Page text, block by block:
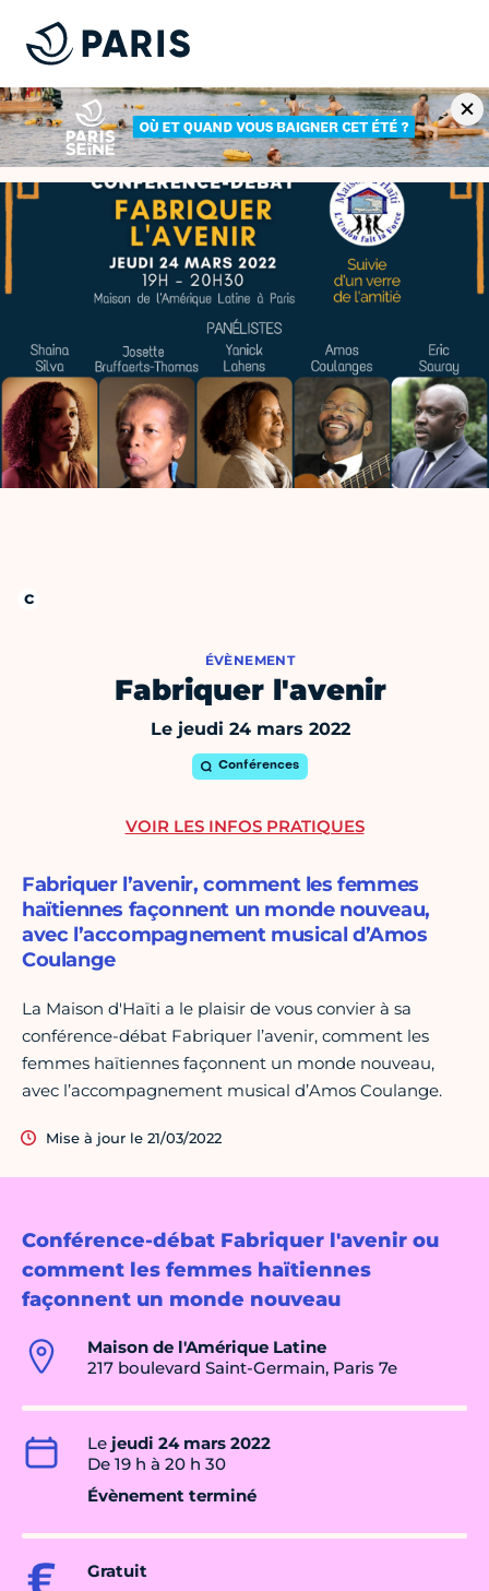
ÉVÈNEMENT
Fabriquer l'avenir
Le jeudi 24 mars 2022
Conférences
Conférence-débat Fabriquer l'avenir ou
comment les femmes haïtiennes
façonnent un monde nouveau
Maison de l'Amérique Latine
217 boulevard Saint-Germain, Paris 7e
Le jeudi 24 mars 2022
De 19 h à 20 h 30
Évènement terminé
Gratuit
Fabriquer l’avenir, comment les femmes
haïtiennes façonnent un monde nouveau,
avec l’accompagnement musical d’Amos
Coulange
La Maison d'Haïti a le plaisir de vous convier à sa
conférence-débat Fabriquer l’avenir, comment les
femmes haïtiennes façonnent un monde nouveau,
avec l’accompagnement musical d’Amos Coulange.
Mise à jour le 21/03/2022
VOIR LES INFOS PRATIQUES